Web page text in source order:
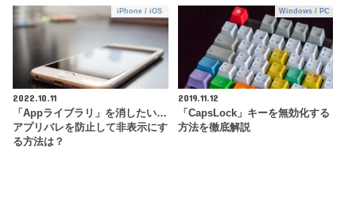
iPhone / iOS
2022.10.11
「Appライブラリ」を消したい…
アプリバレを防止して非表示にす
る方法は？
Windows / PC
2019.11.12
「CapsLock」キーを無効化する
方法を徹底解説